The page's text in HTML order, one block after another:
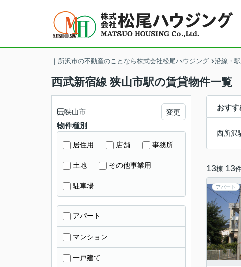
｜所沢市の不動産のことなら株式会社松尾ハウジング 沿線・
西武新宿線 狭山市駅の賃貸物件一覧
おす
西所沢
13棟 13
アパート
狭山市 変更
物件種別
居住用 店舗 事務所
土地 その他事業用
駐車場
アパート
マンション
一戸建て